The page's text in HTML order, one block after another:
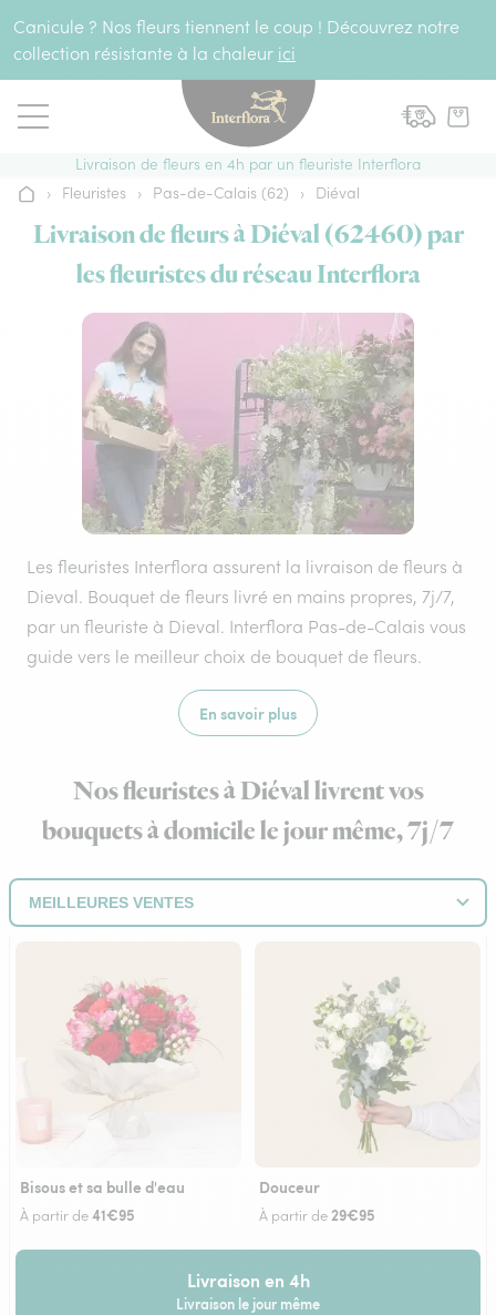
Canicule ? Nos fleurs tiennent le coup ! Découvrez notre
collection résistante à la chaleur ici
Livraison de fleurs en 4h par un fleuriste Interflora
Accueil
› Fleuristes › Pas-de-Calais (62) › Diéval
Livraison de fleurs à Diéval (62460) par
les fleuristes du réseau Interflora
Les fleuristes Interflora assurent la livraison de fleurs à
Dieval. Bouquet de fleurs livré en mains propres, 7j/7,
par un fleuriste à Dieval. Interflora Pas-de-Calais vous
guide vers le meilleur choix de bouquet de fleurs.
En savoir plus
Nos fleuristes à Diéval livrent vos
bouquets à domicile le jour même, 7j/7
Bisous et sa bulle d'eau
À partir de41€95
Douceur
À partir de 29€95
Livraison en 4h
Livraison le jour même